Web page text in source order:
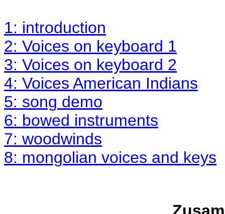
1: introduction
2: Voices on keyboard 1
3: Voices on keyboard 2
4: Voices American Indians
5: song demo
6: bowed instruments
7: woodwinds
8: mongolian voices and keys